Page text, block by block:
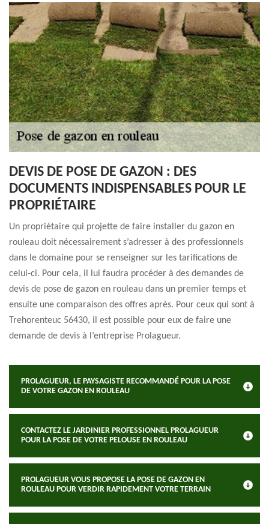
DEVIS DE POSE DE GAZON : DES
DOCUMENTS INDISPENSABLES POUR LE
PROPRIÉTAIRE
Un propriétaire qui projette de faire installer du gazon en
rouleau doit nécessairement s’adresser à des professionnels
dans le domaine pour se renseigner sur les tarifications de
celui-ci. Pour cela, il lui faudra procéder à des demandes de
devis de pose de gazon en rouleau dans un premier temps et
ensuite une comparaison des offres après. Pour ceux qui sont à
Trehorenteuc 56430, il est possible pour eux de faire une
demande de devis à l’entreprise Prolagueur.
PROLAGUEUR, LE PAYSAGISTE RECOMMANDÉ POUR LA POSE
DE VOTRE GAZON EN ROULEAU
CONTACTEZ LE JARDINIER PROFESSIONNEL PROLAGUEUR
POUR LA POSE DE VOTRE PELOUSE EN ROULEAU
PROLAGUEUR VOUS PROPOSE LA POSE DE GAZON EN
ROULEAU POUR VERDIR RAPIDEMENT VOTRE TERRAIN